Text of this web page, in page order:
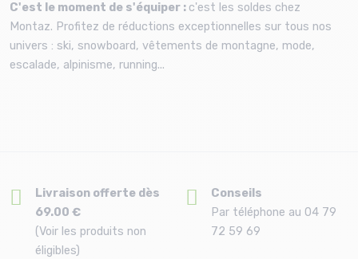
C'est le moment de s'équiper : c'est les soldes chez
Montaz. Profitez de réductions exceptionnelles sur tous nos
univers : ski, snowboard, vêtements de montagne, mode,
escalade, alpinisme, running...
Livraison offerte dès
69.00 €
(Voir les produits non
éligibles)
Conseils
Par téléphone au 04 79
72 59 69